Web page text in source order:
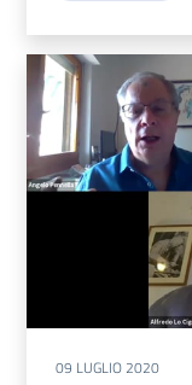
09 LUGLIO 2020